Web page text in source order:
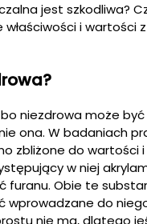
jest szkodliwa?
i wartości
niezdrowa może być
ona. W badaniach
zbliżone do wartości
w niej
Obie te
do